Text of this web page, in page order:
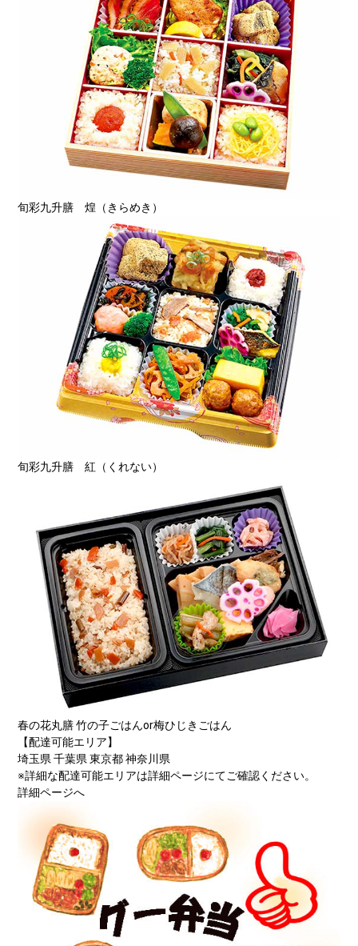
旬彩九升膳 煌（きらめき）
旬彩九升膳 紅（くれない）
春の花丸膳 竹の子ごはんor梅ひじきごはん
【配達可能エリア】
埼玉県 千葉県 東京都 神奈川県
※詳細な配達可能エリアは詳細ページにてご確認ください。
詳細ページへ